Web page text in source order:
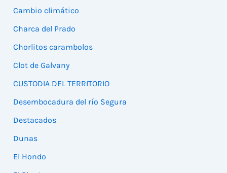
Cambio climático
Charca del Prado
Chorlitos carambolos
Clot de Galvany
CUSTODIA DEL TERRITORIO
Desembocadura del río Segura
Destacados
Dunas
El Hondo